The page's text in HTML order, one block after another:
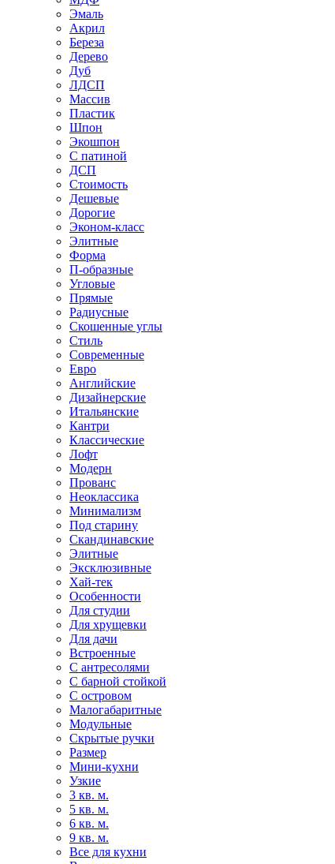
Эмаль
Акрил
Береза
Дерево
Дуб
ЛДСП
Массив
Пластик
Шпон
Экошпон
С патиной
ДСП
Стоимость
Дешевые
Дорогие
Эконом-класс
Элитные
Форма
П-образные
Угловые
Прямые
Радиусные
Скошенные углы
Стиль
Современные
Евро
Английские
Дизайнерские
Итальянские
Кантри
Классические
Лофт
Модерн
Прованс
Неоклассика
Минимализм
Под старину
Скандинавские
Элитные
Эксклюзивные
Хай-тек
Особенности
Для студии
Для хрущевки
Для дачи
Встроенные
С антресолями
С барной стойкой
С островом
Малогабаритные
Модульные
Скрытые ручки
Размер
Мини-кухни
Узкие
3 кв. м.
5 кв. м.
6 кв. м.
9 кв. м.
Все для кухни